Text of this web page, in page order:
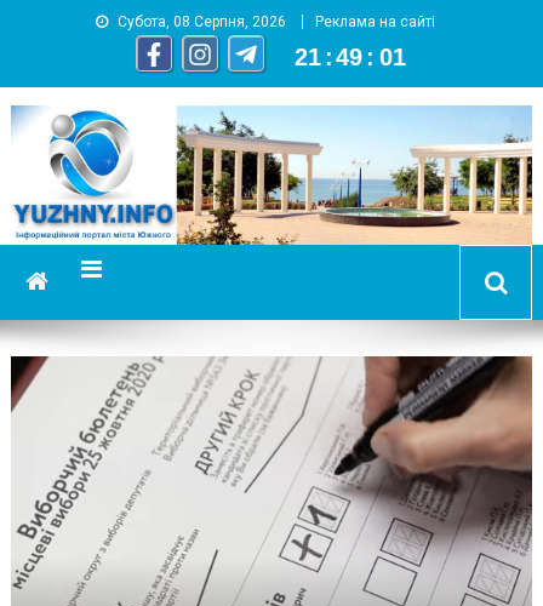
Субота, 08 Серпня, 2026 Реклама на сайті
21 :49 : 01
YUZHNY.INFO
информационный портал города Южный